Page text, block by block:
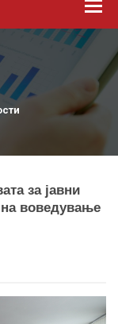
за јавни
воведување